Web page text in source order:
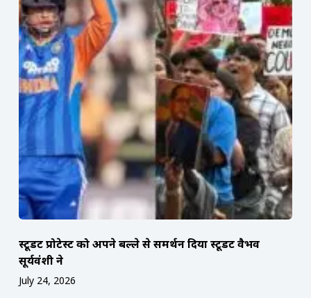
स्टूडेंट प्रोटेस्ट को अपने बल्ले से समर्थन दिया स्टूडेंट वैभव
सूर्यवंशी ने
July 24, 2026